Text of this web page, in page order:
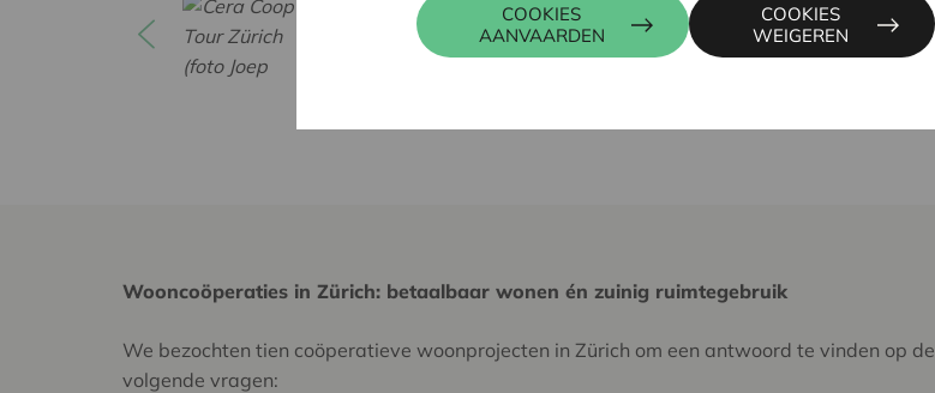
Wanneer:
Wooncoöperaties in Zürich: betaalbaar wonen én zuinig ruimtegebruik
We bezochten tien coöperatieve woonprojecten in Zürich om een antwoord te vinden op de
volgende vragen:
COOKIES
AANVAARDEN
COOKIES
WEIGEREN